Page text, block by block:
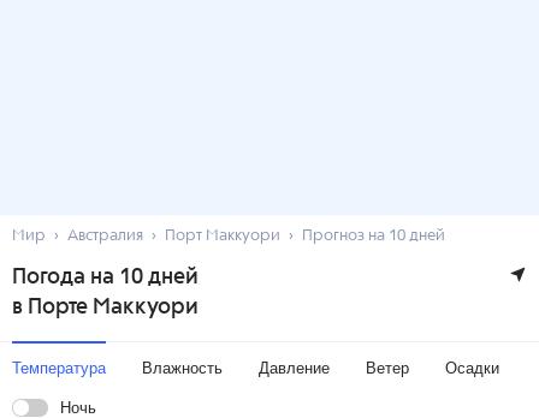
Мир Австралия Порт Маккуори Прогноз на 10 дней
Погода на 10 дней
в Порте Маккуори
Температура Влажность Давление Ветер Осадки
Ночь